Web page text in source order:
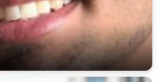
upload your own photo
100% FREE
×10 more visibility